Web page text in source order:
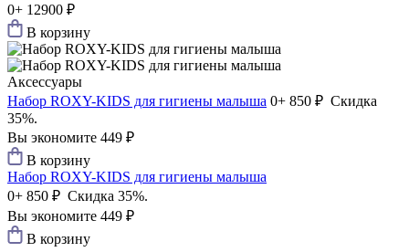
0+ 12900 ₽
В корзину
Аксессуары
Набор ROXY-KIDS для гигиены малыша 0+ 850 ₽ Скидка
35%.
Вы экономите 449 ₽
В корзину
Набор ROXY-KIDS для гигиены малыша
0+ 850 ₽ Скидка 35%.
Вы экономите 449 ₽
В корзину